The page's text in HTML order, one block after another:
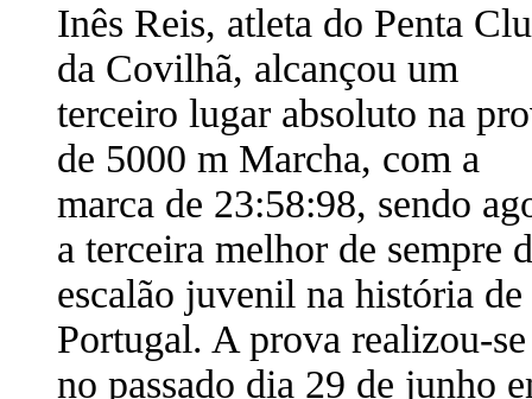
Inês Reis, atleta do Penta
da Covilhã, alcançou um
terceiro lugar absoluto na
de 5000 m Marcha, com a
marca de 23:58:98, sendo
a terceira melhor de sempre
escalão juvenil na história de
Portugal. A prova realizou-se
no passado dia 29 de junho